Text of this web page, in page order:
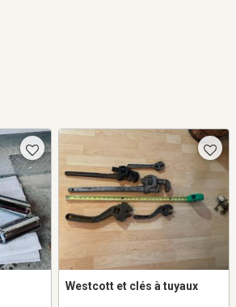
Westcott et clés à tuyaux